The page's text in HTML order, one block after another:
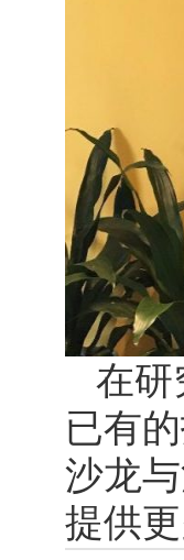
在研
已有
沙龙
提供